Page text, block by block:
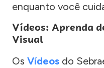
enquanto você
Vídeos: Aprenda
Visual
Os Vídeos do